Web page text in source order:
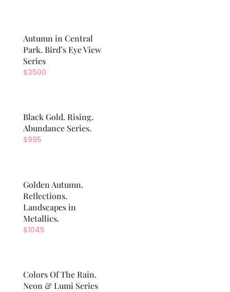
Autumn in Central
Park. Bird’s Eye View
Series
$3500
Black Gold. Rising.
Abundance Series.
$995
Golden Autumn.
Reflections.
Landscapes in
Metallics.
$1045
Colors Of The Rain.
Neon & Lumi Series